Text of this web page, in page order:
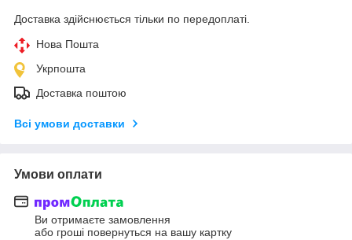
Доставка здійснюється тільки по передоплаті.
Нова Пошта
Укрпошта
Доставка поштою
Всі умови доставки
Умови оплати
Ви отримаєте замовлення
або гроші повернуться на вашу картку